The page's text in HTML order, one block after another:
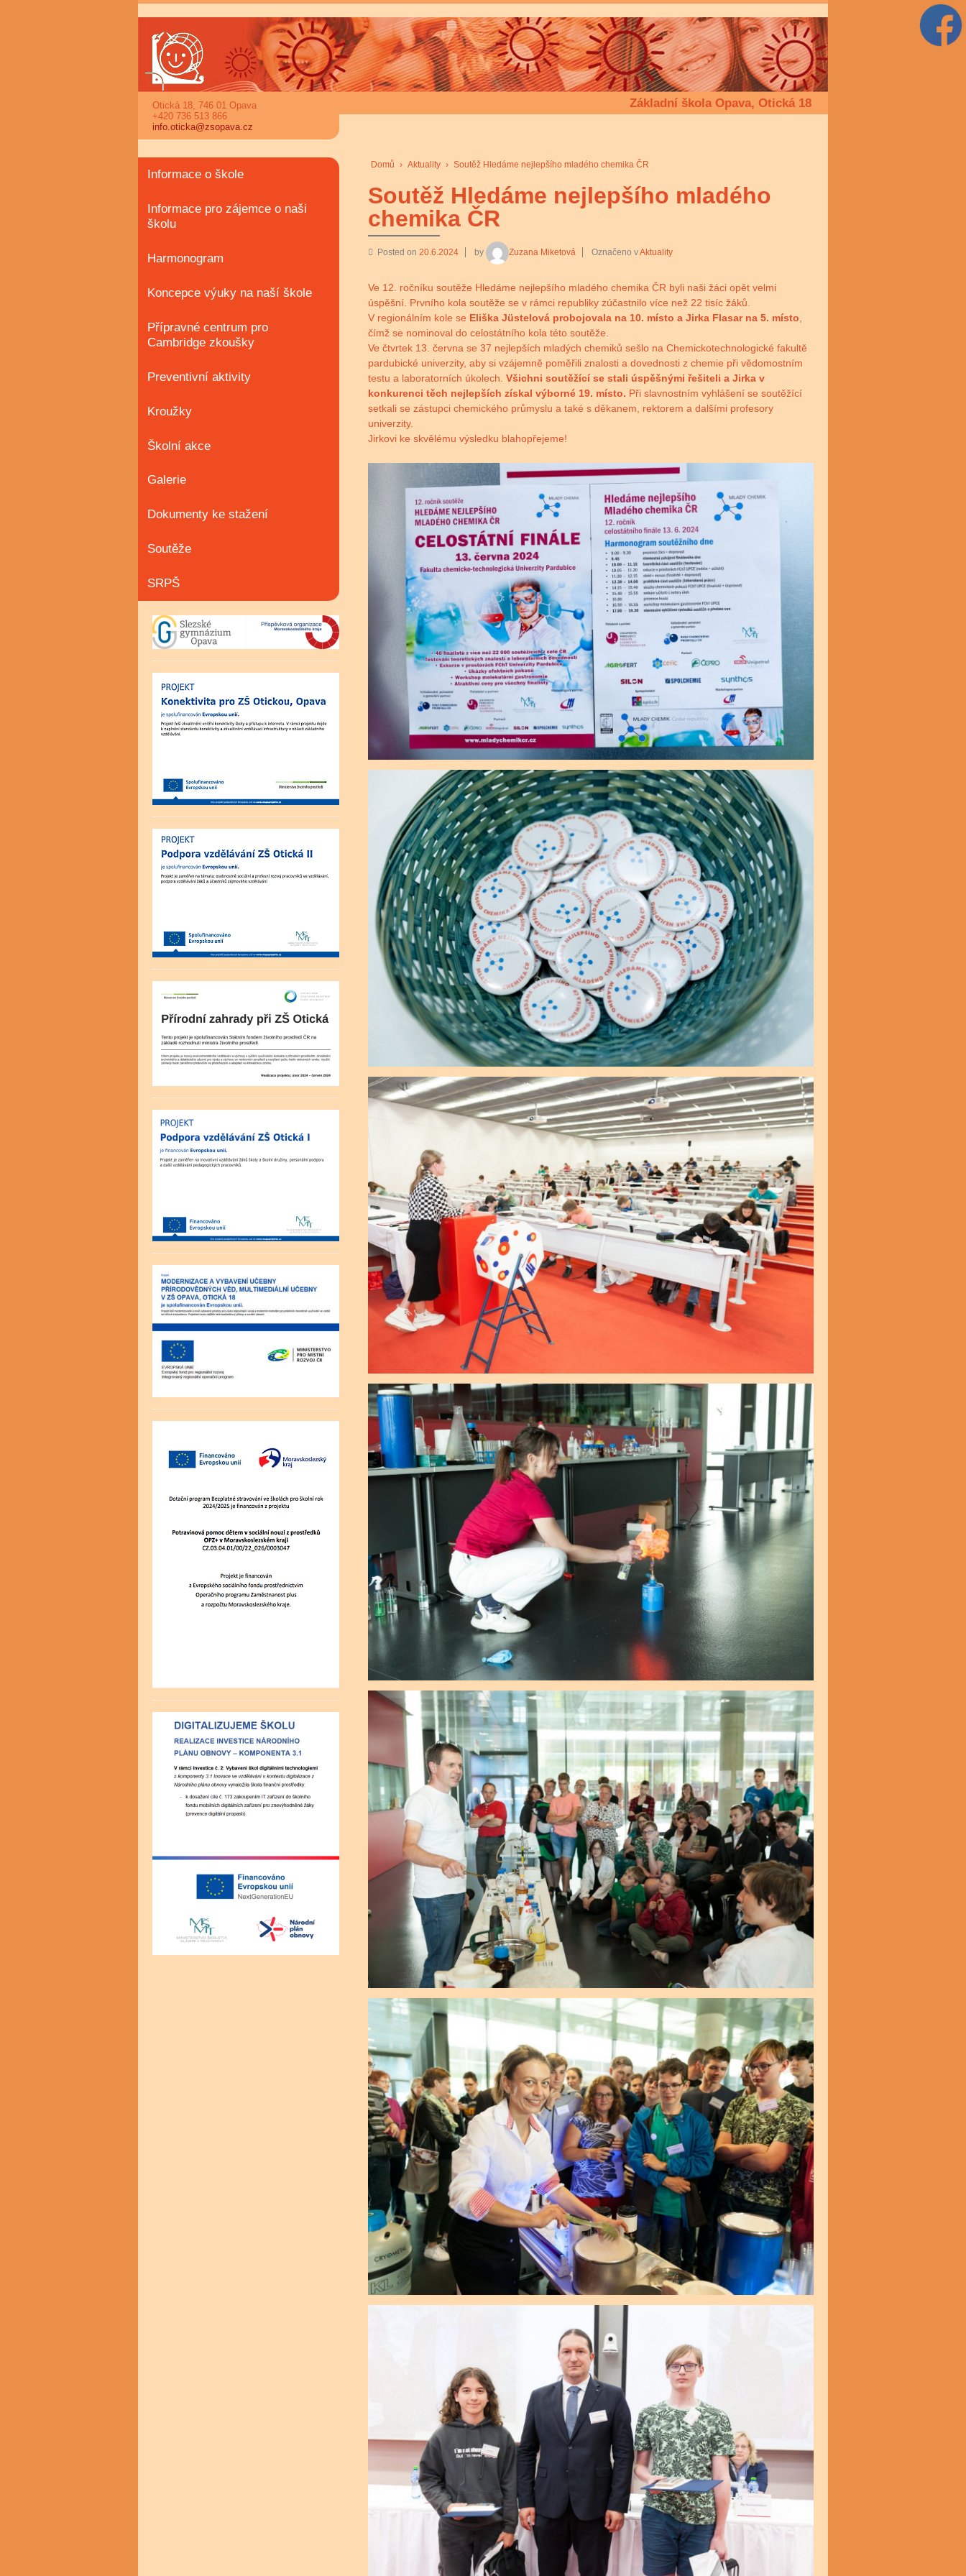
Základní škola Opava, Otická 18
Domů › Aktuality › Soutěž Hledáme nejlepšího mladého chemika ČR
Soutěž Hledáme nejlepšího mladého
chemika ČR
Posted on20.6.2024 by Zuzana Miketová Označeno vAktuality
Ve 12. ročníku soutěže Hledáme nejlepšího mladého chemika ČR byli naši žáci opět velmi
úspěšní. Prvního kola soutěže se v rámci republiky zúčastnilo více než 22 tisíc žáků.
V regionálním kole se Eliška Jüstelová probojovala na 10. místo a Jirka Flasar na 5. místo,
čímž se nominoval do celostátního kola této soutěže.
Ve čtvrtek 13. června se 37 nejlepších mladých chemiků sešlo na Chemickotechnologické fakultě
pardubické univerzity, aby si vzájemně poměřili znalosti a dovednosti z chemie při vědomostním
testu a laboratorních úkolech.Všichni soutěžící se stali úspěšnými řešiteli a Jirka v
konkurenci těch nejlepších získal výborné 19. místo. Při slavnostním vyhlášení se soutěžící
setkali se zástupci chemického průmyslu a také s děkanem, rektorem a dalšími profesory
univerzity.
Jirkovi ke skvělému výsledku blahopřejeme!
Otická 18, 746 01 Opava
+420 736 513 866
info.oticka@zsopava.cz
Informace o škole
Informace pro zájemce o naši
školu
Harmonogram
Koncepce výuky na naší škole
Přípravné centrum pro
Cambridge zkoušky
Preventivní aktivity
Kroužky
Školní akce
Galerie
Dokumenty ke stažení
Soutěže
SRPŠ